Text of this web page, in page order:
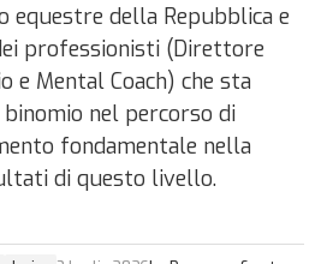
equestre della Repubblica e
professionisti (Direttore
e Mental Coach) che sta
nel percorso di
fondamentale nella
di questo livello.